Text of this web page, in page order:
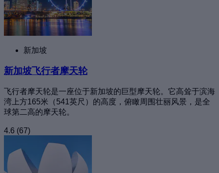
新加坡
新加坡飞行者摩天轮
飞行者摩天轮是一座位于新加坡的巨型摩天轮。它高耸于滨海
湾上方165米（541英尺）的高度，俯瞰周围壮丽风景，是全
球第二高的摩天轮。
4.6 (67)